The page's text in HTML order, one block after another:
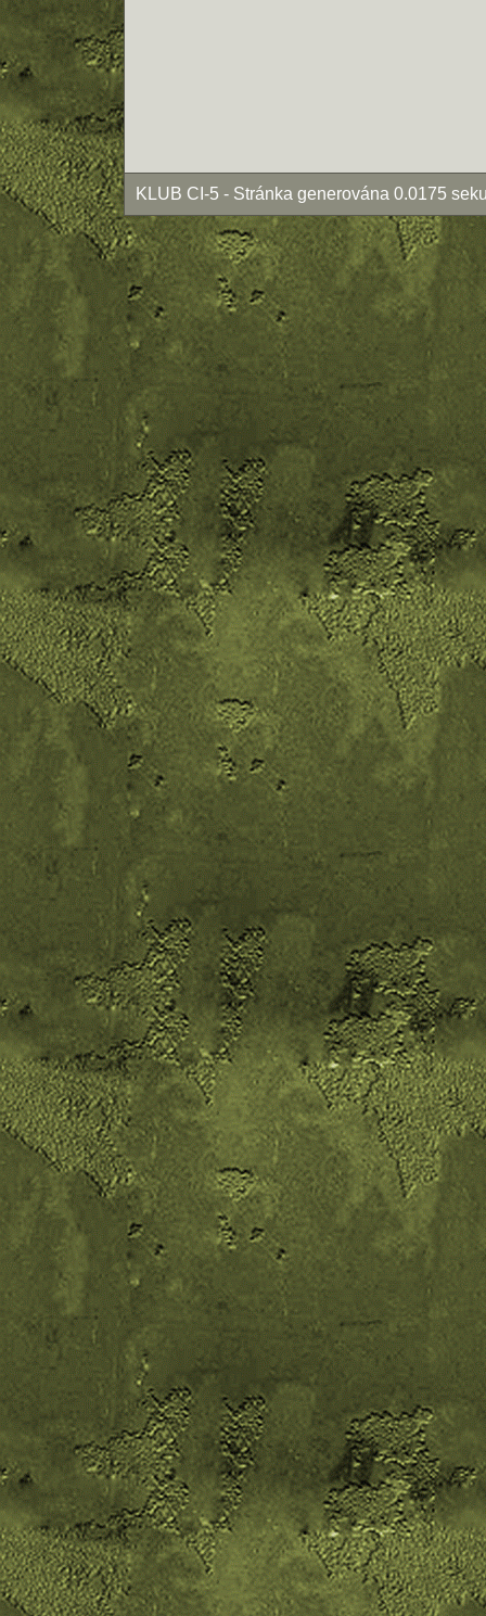
KLUB CI-5 - Stránka generována 0.0175